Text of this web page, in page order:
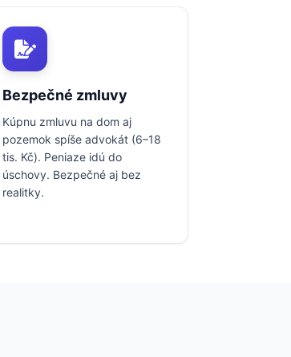
Bezpečné zmluvy
Kúpnu zmluvu na dom aj
pozemok spíše advokát (6–18
tis. Kč). Peniaze idú do
úschovy. Bezpečné aj bez
realitky.